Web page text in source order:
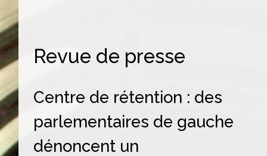
Revue de presse
Centre de rétention : des
parlementaires de gauche
dénoncent un